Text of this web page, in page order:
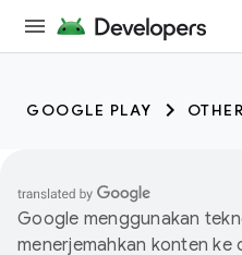
GOOGLE PLAY
Google menggunakan
menerjemahkan konten ke